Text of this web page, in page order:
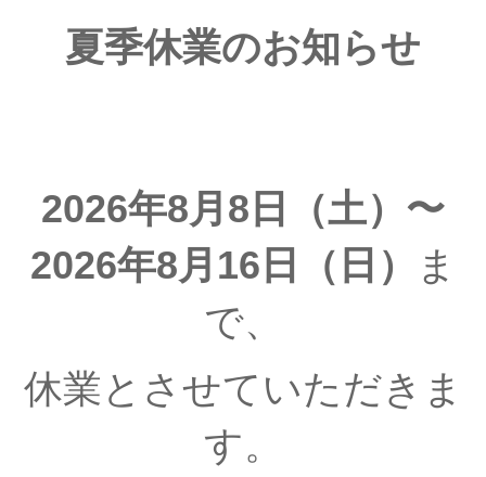
夏季休業のお知らせ
2026年8月8日（土）〜
2026年8月16日（日）
ま
で、
休業とさせていただきま
す。